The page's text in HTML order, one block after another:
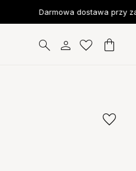
Darmowa dostawa przy